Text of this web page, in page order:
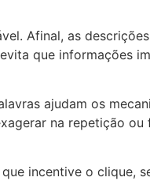
Afinal, as
que informações
ajudam os
na repetição ou
incentive o clique,